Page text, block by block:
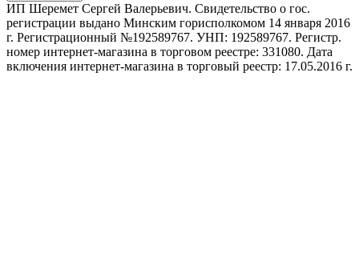
ИП Шеремет Сергей Валерьевич. Свидетельство о гос.
регистрации выдано Минским горисполкомом 14 января 2016
г. Регистрационный №192589767. УНП: 192589767. Регистр.
номер интернет-магазина в торговом реестре: 331080. Дата
включения интернет-магазина в торговый реестр: 17.05.2016 г.